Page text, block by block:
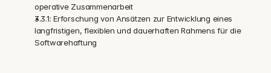
operative Zusammenarbeit
3.3.1: Erforschung von Ansätzen zur Entwicklung eines
langfristigen, flexiblen und dauerhaften Rahmens für die
Softwarehaftung